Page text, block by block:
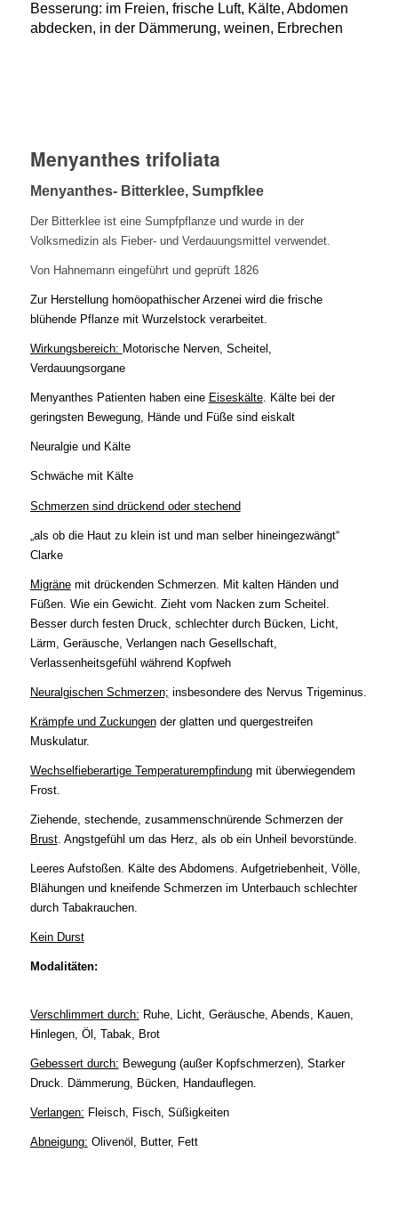
Besserung: im Freien, frische Luft, Kälte, Abdomen
abdecken, in der Dämmerung, weinen, Erbrechen
Menyanthes trifoliata
Menyanthes- Bitterklee, Sumpfklee
Der Bitterklee ist eine Sumpfpflanze und wurde in der
Volksmedizin als Fieber- und Verdauungsmittel verwendet.
Von Hahnemann eingeführt und geprüft 1826
Zur Herstellung homöopathischer Arzenei wird die frische
blühende Pflanze mit Wurzelstock verarbeitet.
Wirkungsbereich: Motorische Nerven, Scheitel,
Verdauungsorgane
Menyanthes Patienten haben eine Eiseskälte. Kälte bei der
geringsten Bewegung, Hände und Füße sind eiskalt
Neuralgie und Kälte
Schwäche mit Kälte
Schmerzen sind drückend oder stechend
„als ob die Haut zu klein ist und man selber hineingezwängt“
Clarke
Migränemit drückenden Schmerzen. Mit kalten Händen und
Füßen. Wie ein Gewicht. Zieht vom Nacken zum Scheitel.
Besser durch festen Druck, schlechter durch Bücken, Licht,
Lärm, Geräusche, Verlangen nach Gesellschaft,
Verlassenheitsgefühl während Kopfweh
Neuralgischen Schmerzen; insbesondere des Nervus Trigeminus.
Krämpfe und Zuckungender glatten und quergestreifen
Muskulatur.
Wechselfieberartige Temperaturempfindungmit überwiegendem
Frost.
Ziehende, stechende, zusammenschnürende Schmerzen der
Brust. Angstgefühl um das Herz, als ob ein Unheil bevorstünde.
Leeres Aufstoßen. Kälte des Abdomens. Aufgetriebenheit, Völle,
Blähungen und kneifende Schmerzen im Unterbauch schlechter
durch Tabakrauchen.
Kein Durst
Modalitäten:
Verschlimmert durch: Ruhe, Licht, Geräusche, Abends, Kauen,
Hinlegen, Öl, Tabak, Brot
Gebessert durch: Bewegung (außer Kopfschmerzen), Starker
Druck. Dämmerung, Bücken, Handauflegen.
Verlangen: Fleisch, Fisch, Süßigkeiten
Abneigung: Olivenöl, Butter, Fett